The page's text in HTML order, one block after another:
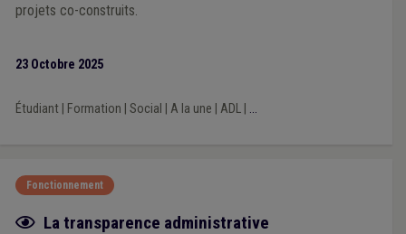
projets co-construits.
23 Octobre 2025
Étudiant| Formation Social A la une ADL| ...
Fonctionnement
Fiche focus
La transparence administrative